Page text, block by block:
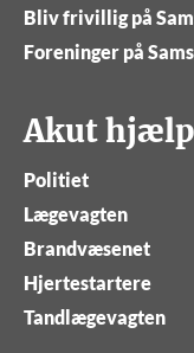
Bliv frivillig på
Foreninger på
Akut hjælp
Politiet
Lægevagten
Brandvæsenet
Hjertestartere
Tandlægevagten